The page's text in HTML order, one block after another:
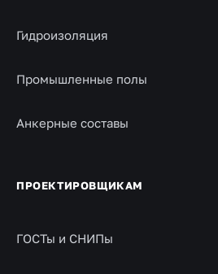
Гидроизоляция
Промышленные полы
Анкерные составы
ПРОЕКТИРОВЩИКАМ
ГОСТы и СНИПы